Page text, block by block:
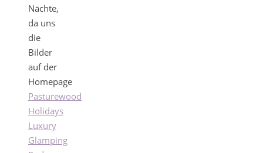
Nächte,
da uns
die
Bilder
auf der
Homepage
Pasturewood
Holidays
Luxury
Glamping